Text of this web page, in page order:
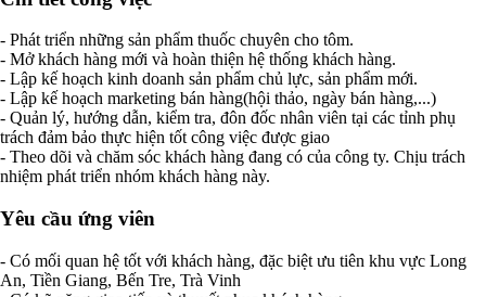
- Phát triển những sản phẩm thuốc chuyên cho tôm.
- Mở khách hàng mới và hoàn thiện hệ thống khách hàng.
- Lập kế hoạch kinh doanh sản phẩm chủ lực, sản phẩm mới.
- Lập kế hoạch marketing bán hàng(hội thảo, ngày bán hàng,...)
- Quản lý, hướng dẫn, kiểm tra, đôn đốc nhân viên tại các tỉnh phụ
trách đảm bảo thực hiện tốt công việc được giao
- Theo dõi và chăm sóc khách hàng đang có của công ty. Chịu trách
nhiệm phát triển nhóm khách hàng này.
Yêu cầu ứng viên
- Có mối quan hệ tốt với khách hàng, đặc biệt ưu tiên khu vực Long
An, Tiền Giang, Bến Tre, Trà Vinh